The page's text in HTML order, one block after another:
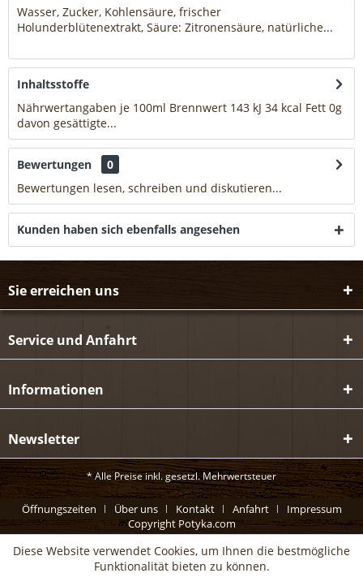
Wasser, Zucker, Kohlensäure, frischer
Holunderblütenextrakt, Säure: Zitronensäure, natürliche...
Inhaltsstoffe
Nährwertangaben je 100ml Brennwert 143 kJ 34 kcal Fett 0g
davon gesättigte...
Bewertungen
0
Bewertungen lesen, schreiben und diskutieren...
Kunden haben sich ebenfalls angesehen
Sie erreichen uns
Service und Anfahrt
Informationen
Newsletter
* Alle Preise inkl. gesetzl. Mehrwertsteuer
Öffnungszeiten Über uns Kontakt Anfahrt
Impressum
Copyright Potyka.com
Diese Website verwendet Cookies, um Ihnen die bestmögliche
Funktionalität bieten zu können.